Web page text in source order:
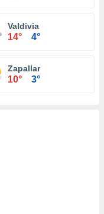
Valdivia
14° 4°
Zapallar
10° 3°